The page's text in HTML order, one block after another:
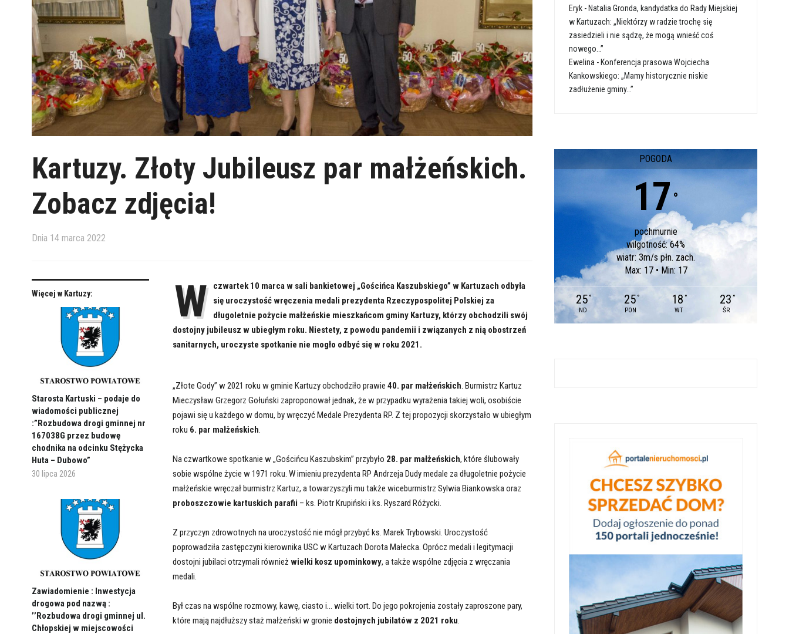
Kartuzy. Złoty Jubileusz par małżeńskich.
Zobacz zdjęcia!
Dnia 14 marca 2022
Więcej w Kartuzy:
Starosta Kartuski – podaje do
wiadomości publicznej
:”Rozbudowa drogi gminnej nr
167038G przez budowę
chodnika na odcinku Stężycka
Huta – Dubowo”
30 lipca 2026
Zawiadomienie : Inwestycja
drogowa pod nazwą :
’’Rozbudowa drogi gminnej ul.
Chłopskiej w miejscowości
W
czwartek 10 marca w sali bankietowej „Gościńca Kaszubskiego” w Kartuzach odbyła
się uroczystość wręczenia medali prezydenta Rzeczypospolitej Polskiej za
długoletnie pożycie małżeńskie mieszkańcom gminy Kartuzy, którzy obchodzili swój
dostojny jubileusz w ubiegłym roku. Niestety, z powodu pandemii i związanych z nią obostrzeń
sanitarnych, uroczyste spotkanie nie mogło odbyć się w roku 2021.
„Złote Gody” w 2021 roku w gminie Kartuzy obchodziło prawie 40. par małżeńskich . Burmistrz Kartuz
Mieczysław Grzegorz Gołuński zaproponował jednak, że w przypadku wyrażenia takiej woli, osobiście
pojawi się u każdego w domu, by wręczyć Medale Prezydenta RP. Z tej propozycji skorzystało w ubiegłym
roku 6. par małżeńskich
Na czwartkowe spotkanie w „Gościńcu Kaszubskim” przybyło 28. par małżeńskich, które ślubowały
sobie wspólne życie w 1971 roku. W imieniu prezydenta RP Andrzeja Dudy medale za długoletnie pożycie
małżeńskie wręczał burmistrz Kartuz, a towarzyszyli mu także wiceburmistrz Sylwia Biankowska oraz
proboszczowie kartuskich parafii – ks. Piotr Krupiński i ks. Ryszard Różycki.
Z przyczyn zdrowotnych na uroczystość nie mógł przybyć ks. Marek Trybowski. Uroczystość
poprowadziła zastępczyni kierownika USC w Kartuzach Dorota Małecka. Oprócz medali i legitymacji
dostojni jubilaci otrzymali również wielki kosz upominkowy, a także wspólne zdjęcia z wręczania
medali.
Był czas na wspólne rozmowy, kawę, ciasto i… wielki tort. Do jego pokrojenia zostały zaproszone pary,
które mają najdłuższy staż małżeński w gronie dostojnych jubilatów z 2021 roku
Eryk - Natalia Gronda, kandydatka do Rady Miejskiej
w Kartuzach: „Niektórzy w radzie trochę się
zasiedzieli i nie sądzę, że mogą wnieść coś
nowego…”
Ewelina - Konferencja prasowa Wojciecha
Kankowskiego: „Mamy historycznie niskie
zadłużenie gminy…”
POGODA
17 °
pochmurnie
wilgotność: 64%
wiatr: 3m/s płn. zach.
Max: 17 • Min: 17
25 °
ND
25 °
PON
18 °
WT
23 °
ŚR